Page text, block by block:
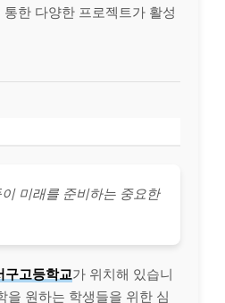
한 다양한 프로젝트가 활성
미래를 준비하는 중요한
구고등학교가 위치해 있습니
을 원하는 학생들을 위한 심